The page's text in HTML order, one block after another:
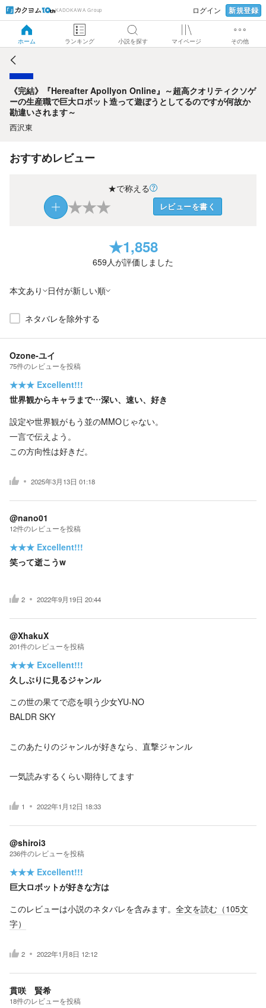
KADOKAWA Group ログイン 新規登録
ホーム ランキング 小説を探す マイページ その他
《完結》『Hereafter Apollyon Online』～超高クオリティク
ソゲーの生産職で巨大ロボット造って遊ぼうとしてるのです
が何故か勘違いされます～
《完結》『Hereafter Apollyon Online』～超高クオリティクソゲ
ーの生産職で巨大ロボット造って遊ぼうとしてるのですが何故か
勘違いされます～
西沢東
おすすめレビュー
★で称える
★★★ レビューを書く
★1,858
659人が評価しました
本文あり 日付が新しい順
ネタバレを除外する
Ozone-ユイ
75件のレビューを投稿
★★★ Excellent!!!
世界観からキャラまで…深い、速い、好き
設定や世界観がもう並のMMOじゃない。
一言で伝えよう。
この方向性は好きだ。
2025年3月13日 01:18
@nano01
12件のレビューを投稿
★★★ Excellent!!!
笑って逝こうw
2 2022年9月19日 20:44
@XhakuX
201件のレビューを投稿
★★★ Excellent!!!
久しぶりに見るジャンル
この世の果てで恋を唄う少女YU-NO
BALDR SKY
このあたりのジャンルが好きなら、直撃ジャンル
一気読みするくらい期待してます
1 2022年1月12日 18:33
@shiroi3
236件のレビューを投稿
★★★ Excellent!!!
巨大ロボットが好きな方は
このレビューは小説のネタバレを含みます。 全文を読む（105文
字）
2 2022年1月8日 12:12
貫咲 賢希
18件のレビューを投稿